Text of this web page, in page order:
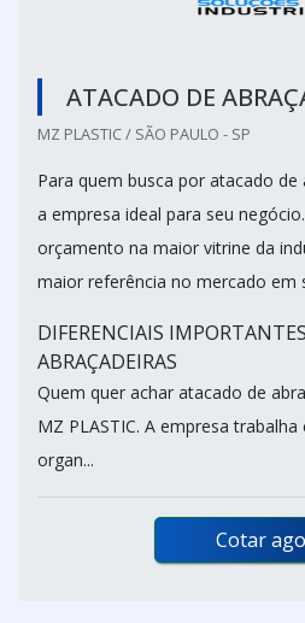
ATACADO DE
MZ PLASTIC / SÃO PAULO - SP
Para quem busca por atacado
a empresa ideal para seu
orçamento na maior vitrine da
maior referência no mercado em
DIFERENCIAIS
ABRAÇADEIRAS
Quem quer achar atacado de
MZ PLASTIC. A empresa
organ...
Cotar